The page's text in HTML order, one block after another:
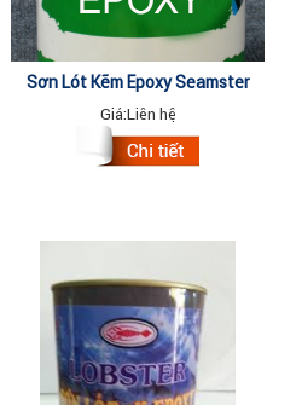
Sơn Lót Kẽm Epoxy Seamster
9500 ( Wash Primer)- 5 Lít
Giá:Liên hệ